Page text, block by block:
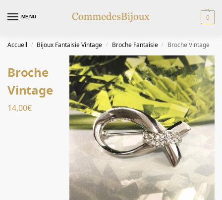
MENU 0
Accueil / Bijoux Fantaisie Vintage / Broche Fantaisie / Broche Vintage
Broche
Vintage
14,00€